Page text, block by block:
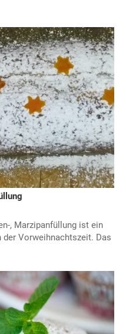
, Marzipanfüllung ist ein
Vorweihnachtszeit. Das